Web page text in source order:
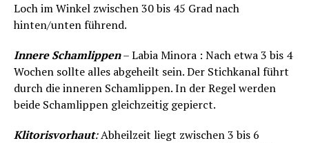
Loch im Winkel zwischen 30 bis 45 Grad nach
hinten/unten führend.
Innere Schamlippen– Labia Minora : Nach etwa 3 bis 4
Wochen sollte alles abgeheilt sein. Der Stichkanal führt
durch die inneren Schamlippen. In der Regel werden
beide Schamlippen gleichzeitig gepierct.
Klitorisvorhaut:Abheilzeit liegt zwischen 3 bis 6